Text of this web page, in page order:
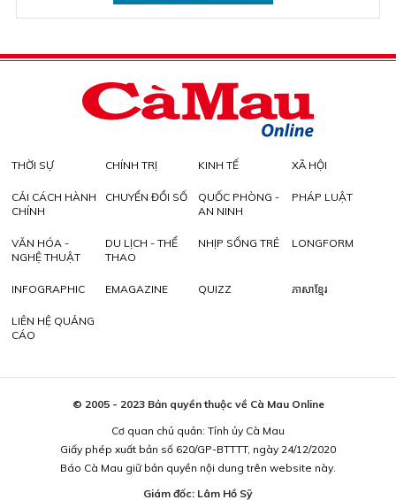
THỜI SỰ CHÍNH TRỊ KINH TẾ XÃ HỘI
CẢI CÁCH HÀNH
CHÍNH
CHUYỂN ĐỔI SỐ
QUỐC PHÒNG -
AN NINH
PHÁP LUẬT
VĂN HÓA -
NGHỆ THUẬT
DU LỊCH - THỂ
THAO
NHỊP SỐNG TRẺ LONGFORM
INFOGRAPHIC EMAGAZINE QUIZZ ភាសាខ្មែរ
LIÊN HỆ QUẢNG
CÁO
© 2005 - 2023 Bản quyền thuộc về Cà Mau Online
Cơ quan chủ quản: Tỉnh ủy Cà Mau
Giấy phép xuất bản số 620/GP-BTTTT, ngày 24/12/2020
Báo Cà Mau giữ bản quyền nội dung trên website này.
Giám đốc: Lâm Hồ Sỹ